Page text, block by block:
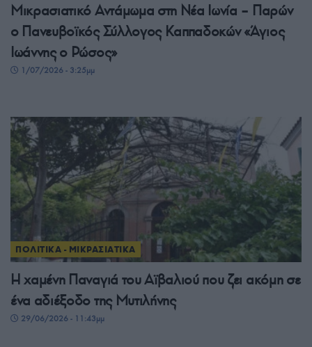
Μικρασιατικό Αντάμωμα στη Νέα Ιωνία – Παρών
ο Πανευβοϊκός Σύλλογος Καππαδοκών «Άγιος
Ιωάννης ο Ρώσος»
1/07/2026 - 3:25μμ
ΠΟΛΙΤΙΚΑ - ΜΙΚΡΑΣΙΑΤΙΚΑ
Η χαμένη Παναγιά του Αϊβαλιού που ζει ακόμη σε
ένα αδιέξοδο της Μυτιλήνης
29/06/2026 - 11:43μμ